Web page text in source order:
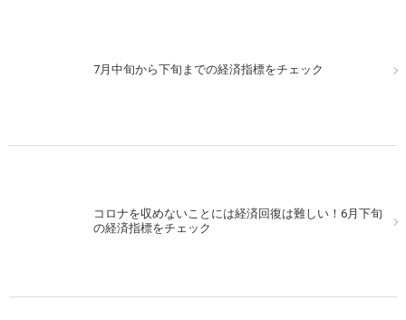
7月中旬から下旬までの経済指標をチェック
コロナを収めないことには経済回復は難しい！6月下旬
の経済指標をチェック